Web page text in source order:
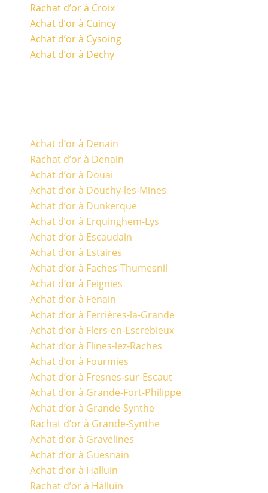
Rachat d’or à Croix
Achat d’or à Cuincy
Achat d’or à Cysoing
Achat d’or à Dechy
Achat d’or à Denain
Rachat d’or à Denain
Achat d’or à Douai
Achat d’or à Douchy-les-Mines
Achat d’or à Dunkerque
Achat d’or à Erquinghem-Lys
Achat d’or à Escaudain
Achat d’or à Estaires
Achat d’or à Faches-Thumesnil
Achat d’or à Feignies
Achat d’or à Fenain
Achat d’or à Ferrières-la-Grande
Achat d’or à Flers-en-Escrebieux
Achat d’or à Flines-lez-Raches
Achat d’or à Fourmies
Achat d’or à Fresnes-sur-Escaut
Achat d’or à Grande-Fort-Philippe
Achat d’or à Grande-Synthe
Rachat d’or à Grande-Synthe
Achat d’or à Gravelines
Achat d’or à Guesnain
Achat d’or à Halluin
Rachat d’or à Halluin